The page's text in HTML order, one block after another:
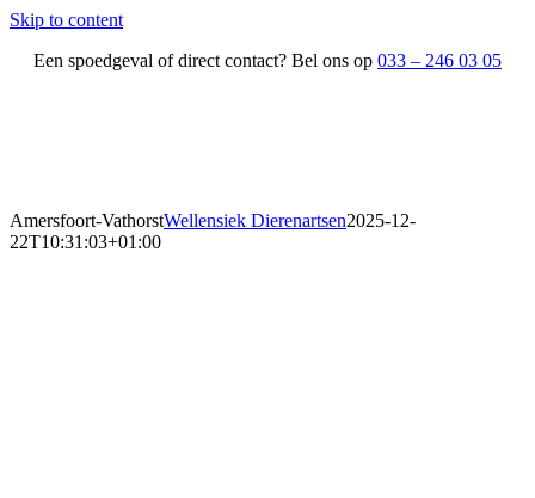
Skip to content
Een spoedgeval of direct contact? Bel ons op 033 – 246 03 05
Amersfoort-VathorstWellensiek Dierenartsen2025-12-
22T10:31:03+01:00